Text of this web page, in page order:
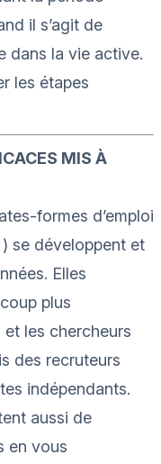
il s’agit de
dans la vie active.
les étapes
MIS À
formes d’emploi
) se développent et
Elles
plus
les chercheurs
des recruteurs
indépendants.
aussi de
en vous